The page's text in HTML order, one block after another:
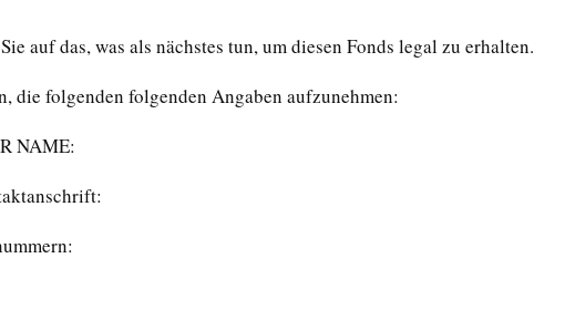
auf das, was als nächstes tun, um diesen Fonds legal zu erhalten.
die folgenden folgenden Angaben aufzunehmen:
NAME: